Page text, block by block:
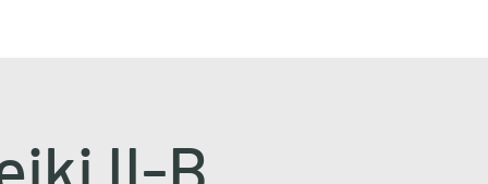
II-B